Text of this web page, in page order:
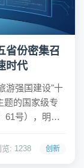
省份密集召
时代
游强国建设"十
的国家级专
61号），明确
同一时间窗口
览: 1238 创新